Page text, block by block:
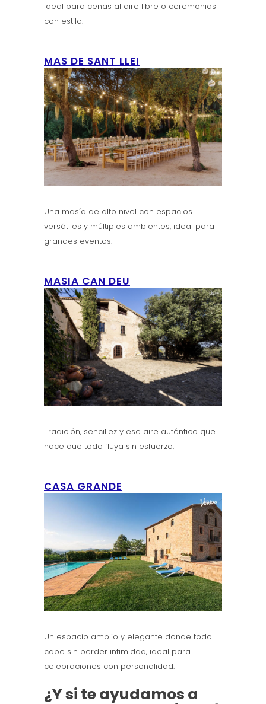
ideal para cenas al aire libre o ceremonias
con estilo.
MAS DE SANT LLEI
Una masía de alto nivel con espacios
versátiles y múltiples ambientes, ideal para
grandes eventos.
MASIA CAN DEU
Tradición, sencillez y ese aire auténtico que
hace que todo fluya sin esfuerzo.
CASA GRANDE
Un espacio amplio y elegante donde todo
cabe sin perder intimidad, ideal para
celebraciones con personalidad.
¿Y si te ayudamos a